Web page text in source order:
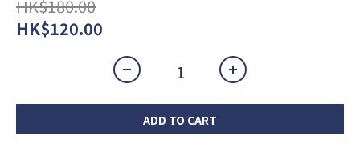
HK$180.00
HK$120.00
ADD TO CART